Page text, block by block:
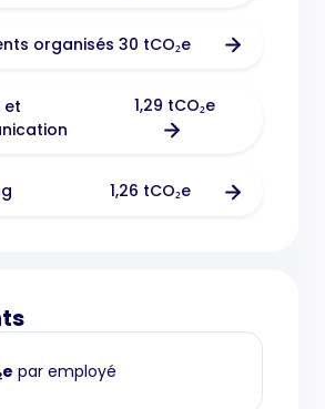
organisés 30 tCO₂e
et
1,29 tCO₂e
1,26 tCO₂e
par employé